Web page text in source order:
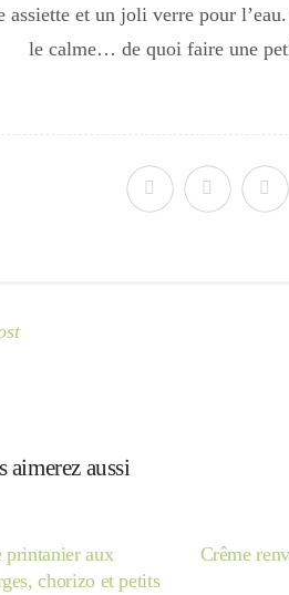
assiette et un joli verre pour
le calme… de quoi faire une
aimerez aussi
printanier aux
chorizo et petits
Crême